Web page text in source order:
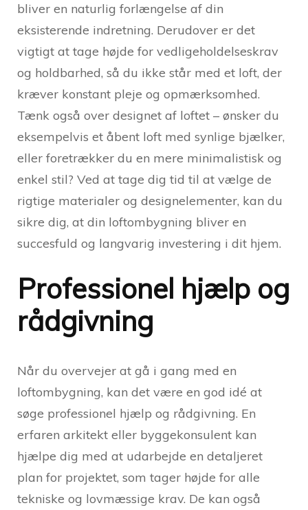
bliver en naturlig forlængelse af din
eksisterende indretning. Derudover er det
vigtigt at tage højde for vedligeholdelseskrav
og holdbarhed, så du ikke står med et loft, der
kræver konstant pleje og opmærksomhed.
Tænk også over designet af loftet – ønsker du
eksempelvis et åbent loft med synlige bjælker,
eller foretrækker du en mere minimalistisk og
enkel stil? Ved at tage dig tid til at vælge de
rigtige materialer og designelementer, kan du
sikre dig, at din loftombygning bliver en
succesfuld og langvarig investering i dit hjem.
Professionel hjælp og
rådgivning
Når du overvejer at gå i gang med en
loftombygning, kan det være en god idé at
søge professionel hjælp og rådgivning. En
erfaren arkitekt eller byggekonsulent kan
hjælpe dig med at udarbejde en detaljeret
plan for projektet, som tager højde for alle
tekniske og lovmæssige krav. De kan også